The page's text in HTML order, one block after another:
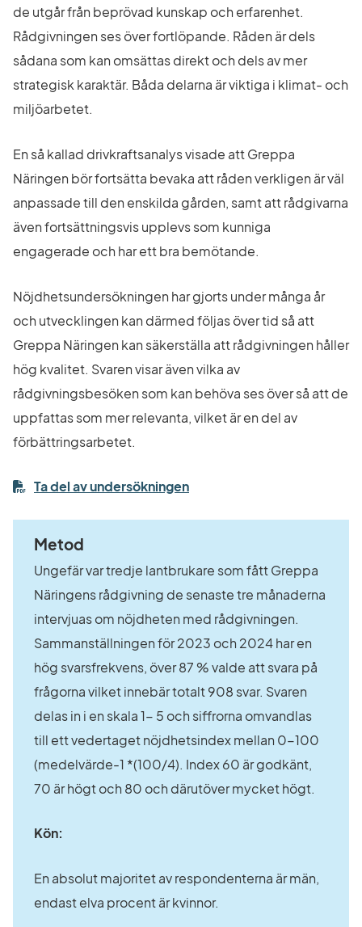
de utgår från beprövad kunskap och erfarenhet.
Rådgivningen ses över fortlöpande. Råden är dels
sådana som kan omsättas direkt och dels av mer
strategisk karaktär. Båda delarna är viktiga i klimat- och
miljöarbetet.
En så kallad drivkraftsanalys visade att Greppa
Näringen bör fortsätta bevaka att råden verkligen är väl
anpassade till den enskilda gården, samt att rådgivarna
även fortsättningsvis upplevs som kunniga
engagerade och har ett bra bemötande.
Nöjdhetsundersökningen har gjorts under många år
och utvecklingen kan därmed följas över tid så att
Greppa Näringen kan säkerställa att rådgivningen håller
hög kvalitet. Svaren visar även vilka av
rådgivningsbesöken som kan behöva ses över så att de
uppfattas som mer relevanta, vilket är en del av
förbättringsarbetet.
Ta del av undersökningenpdf, 2.5 MB.
Metod
Ungefär var tredje lantbrukare som fått Greppa
Näringens rådgivning de senaste tre månaderna
intervjuas om nöjdheten med rådgivningen.
Sammanställningen för 2023 och 2024 har en
hög svarsfrekvens, över 87 % valde att svara på
frågorna vilket innebär totalt 908 svar. Svaren
delas in i en skala 1- 5 och siffrorna omvandlas
till ett vedertaget nöjdhetsindex mellan 0-100
(medelvärde-1 *(100/4). Index 60 är godkänt,
70 är högt och 80 och därutöver mycket högt.
Kön:
En absolut majoritet av respondenterna är män,
endast elva procent är kvinnor.